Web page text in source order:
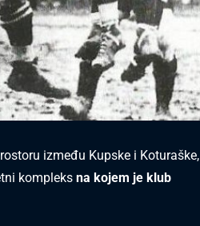
između Kupske i Koturaške,
kompleks na kojem je klub